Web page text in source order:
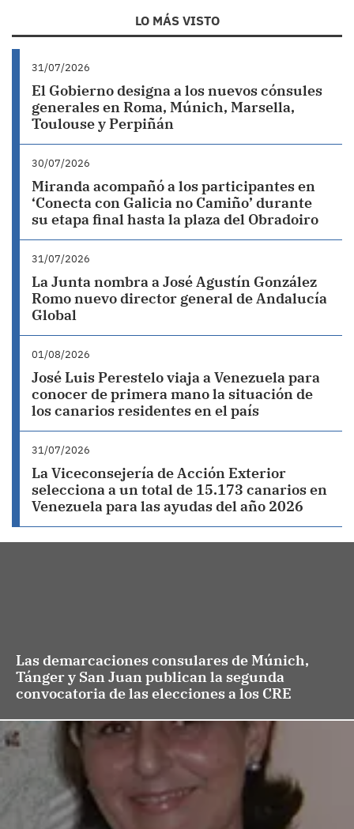
LO MÁS VISTO
31/07/2026
El Gobierno designa a los nuevos cónsules
generales en Roma, Múnich, Marsella,
Toulouse y Perpiñán
30/07/2026
Miranda acompañó a los participantes en
‘Conecta con Galicia no Camiño’ durante
su etapa final hasta la plaza del Obradoiro
31/07/2026
La Junta nombra a José Agustín González
Romo nuevo director general de Andalucía
Global
01/08/2026
José Luis Perestelo viaja a Venezuela para
conocer de primera mano la situación de
los canarios residentes en el país
31/07/2026
La Viceconsejería de Acción Exterior
selecciona a un total de 15.173 canarios en
Venezuela para las ayudas del año 2026
Las demarcaciones consulares de Múnich,
Tánger y San Juan publican la segunda
convocatoria de las elecciones a los CRE